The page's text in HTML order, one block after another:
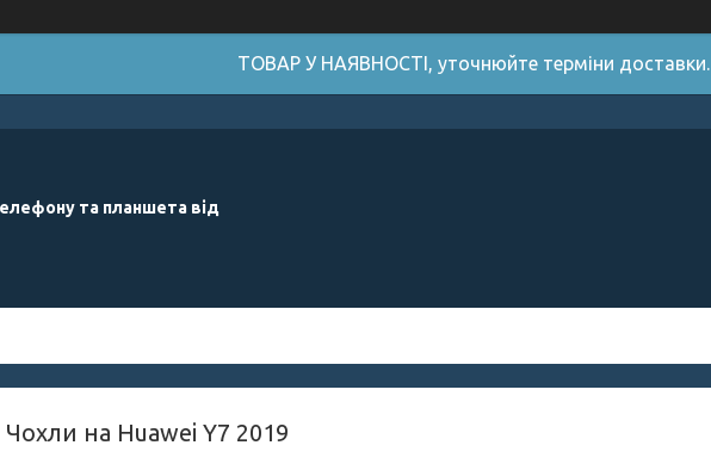
ТОВАР У НАЯВНОСТІ, уточнюйте терміни доставки.
та планшета від
Чохли на Huawei Y7 2019